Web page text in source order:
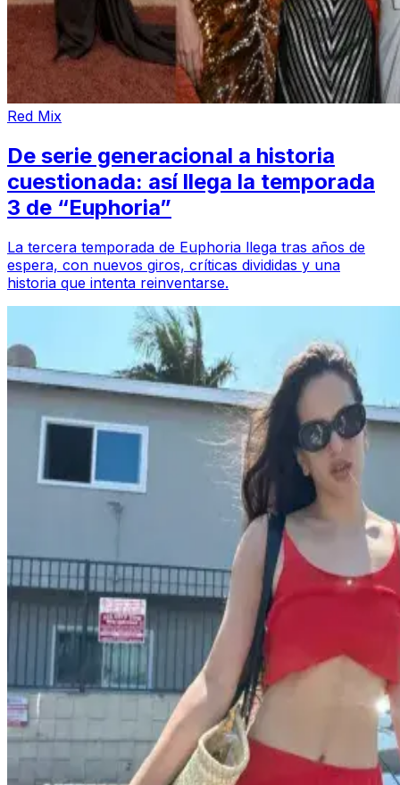
Red Mix
De serie generacional a historia
cuestionada: así llega la temporada
3 de “Euphoria”
La tercera temporada de Euphoria llega tras años de
espera, con nuevos giros, críticas divididas y una
historia que intenta reinventarse.